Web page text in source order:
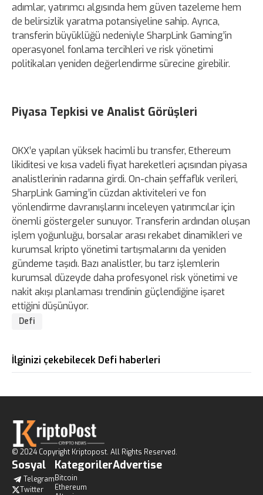
adımlar, yatırımcı algısında hem güven tazeleme hem
de belirsizlik yaratma potansiyeline sahip. Ayrıca,
transferin büyüklüğü nedeniyle SharpLink Gaming’in
operasyonel fonlama tercihleri ve risk yönetimi
politikaları yeniden değerlendirme sürecine girebilir.
Piyasa Tepkisi ve Analist Görüşleri
OKX’e yapılan yüksek hacimli bu transfer, Ethereum
likiditesi ve kısa vadeli fiyat hareketleri açısından piyasa
analistlerinin radarına girdi. On-chain şeffaflık verileri,
SharpLink Gaming’in cüzdan aktiviteleri ve fon
yönlendirme davranışlarını inceleyen yatırımcılar için
önemli göstergeler sunuyor. Transferin ardından oluşan
işlem yoğunluğu, borsalar arası rekabet dinamikleri ve
kurumsal kripto yönetimi tartışmalarını da yeniden
gündeme taşıdı. Bazı analistler, bu tarz işlemlerin
kurumsal düzeyde daha profesyonel risk yönetimi ve
nakit akışı planlaması trendinin güçlendiğine işaret
ettiğini düşünüyor.
Defi
İlginizi çekebilecek Defi haberleri
© 2024 Copyright Kriptopost. All Rights Reserved.
Sosyal
Telegram
Twitter
Kategoriler
Bitcoin
Ethereum
Advertise